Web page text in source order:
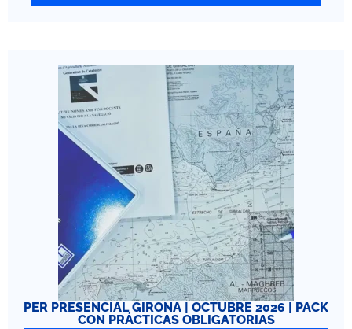
PER PRESENCIAL GIRONA | OCTUBRE 2026 | PACK
CON PRÁCTICAS OBLIGATORIAS